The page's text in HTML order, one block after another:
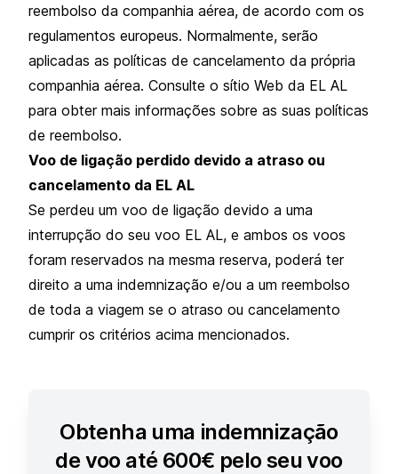
reembolso da companhia aérea, de acordo com os
regulamentos europeus. Normalmente, serão
aplicadas as políticas de cancelamento da própria
companhia aérea. Consulte o sítio Web da EL AL
para obter mais informações sobre as suas políticas
de reembolso.
Voo de ligação perdido devido a atraso ou
cancelamento da EL AL
Se perdeu um voo de ligação devido a uma
interrupção do seu voo EL AL, e ambos os voos
foram reservados na mesma reserva, poderá ter
direito a uma indemnização e/ou a um reembolso
de toda a viagem se o atraso ou cancelamento
cumprir os critérios acima mencionados.
Obtenha uma indemnização
de voo até 600€ pelo seu voo